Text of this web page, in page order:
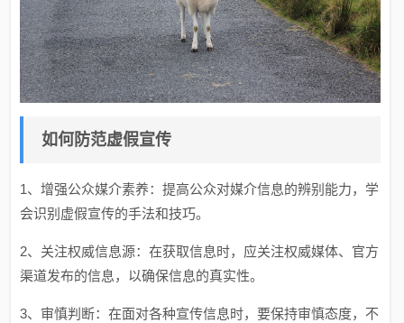
如何防范虚假宣传
1、增强公众媒介素养：提高公众对媒介信息的辨别能力，学
会识别虚假宣传的手法和技巧。
2、关注权威信息源：在获取信息时，应关注权威媒体、官方
渠道发布的信息，以确保信息的真实性。
3、审慎判断：在面对各种宣传信息时，要保持审慎态度，不